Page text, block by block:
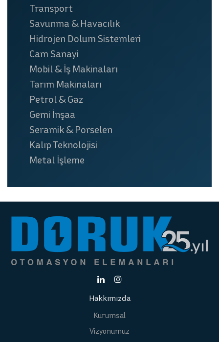
Transport
Savunma & Havacılık
Hidrojen Dolum Sistemleri
Cam Sanayi
Mobil & İş Makinaları
Tarım Makinaları
Petrol & Gaz
Gemi İnşaa
Seramik & Porselen
Kalıp Teknolojisi
Metal İşleme
Hakkımızda
Kurumsal
Vizyonumuz